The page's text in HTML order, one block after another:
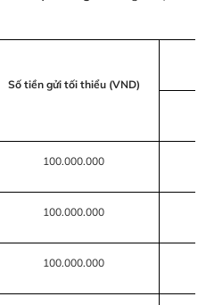
Số tiền gửi tối thiểu (VND)
100.000.000
100.000.000
100.000.000